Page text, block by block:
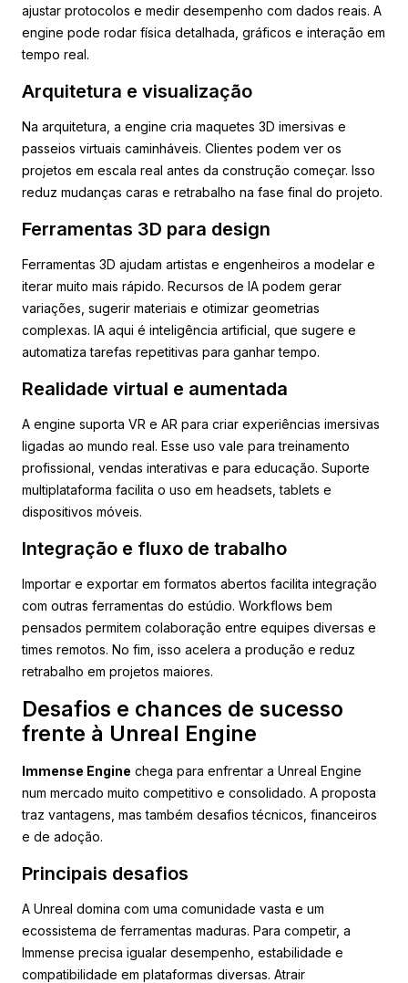
ajustar protocolos e medir desempenho com dados reais. A
engine pode rodar física detalhada, gráficos e interação em
tempo real.
Arquitetura e visualização
Na arquitetura, a engine cria maquetes 3D imersivas e
passeios virtuais caminháveis. Clientes podem ver os
projetos em escala real antes da construção começar. Isso
reduz mudanças caras e retrabalho na fase final do projeto.
Ferramentas 3D para design
Ferramentas 3D ajudam artistas e engenheiros a modelar e
iterar muito mais rápido. Recursos de IA podem gerar
variações, sugerir materiais e otimizar geometrias
complexas. IA aqui é inteligência artificial, que sugere e
automatiza tarefas repetitivas para ganhar tempo.
Realidade virtual e aumentada
A engine suporta VR e AR para criar experiências imersivas
ligadas ao mundo real. Esse uso vale para treinamento
profissional, vendas interativas e para educação. Suporte
multiplataforma facilita o uso em headsets, tablets e
dispositivos móveis.
Integração e fluxo de trabalho
Importar e exportar em formatos abertos facilita integração
com outras ferramentas do estúdio. Workflows bem
pensados permitem colaboração entre equipes diversas e
times remotos. No fim, isso acelera a produção e reduz
retrabalho em projetos maiores.
Desafios e chances de sucesso
frente à Unreal Engine
Immense Engine chega para enfrentar a Unreal Engine
num mercado muito competitivo e consolidado. A proposta
traz vantagens, mas também desafios técnicos, financeiros
e de adoção.
Principais desafios
A Unreal domina com uma comunidade vasta e um
ecossistema de ferramentas maduras. Para competir, a
Immense precisa igualar desempenho, estabilidade e
compatibilidade em plataformas diversas. Atrair